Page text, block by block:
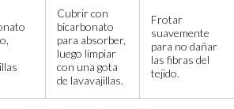
Cubrir con
bicarbonato
para absorber,
luego limpiar
con una gota
de lavavajillas.
Frotar
suavemente
para no dañar
las fibras del
tejido.